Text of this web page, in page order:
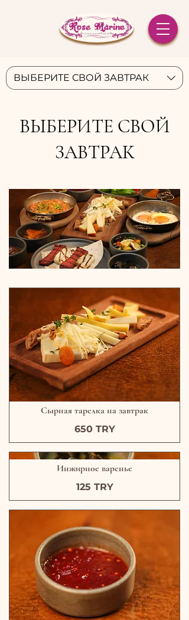
ВЫБЕРИТЕ СВОЙ ЗАВТРАК
ВЫБЕРИТЕ СВОЙ
ЗАВТРАК
Сырная тарелка на завтрак
650 TRY
Инжирное варенье
125 TRY